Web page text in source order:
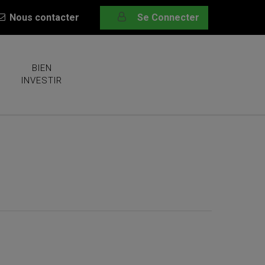
Nous contacter Se Connecter
BIEN
INVESTIR